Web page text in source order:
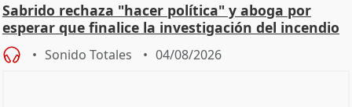
Sabrido rechaza "hacer política" y aboga por
esperar que finalice la investigación del incendio
Sonido Totales 04/08/2026